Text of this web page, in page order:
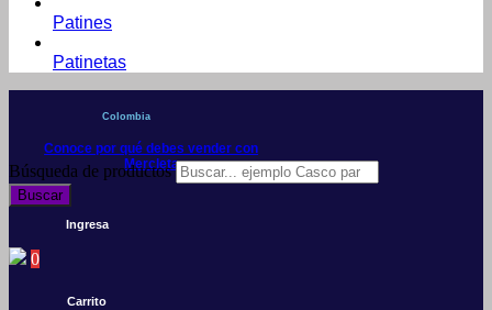
Patines
Patinetas
Colombia
Conoce por qué debes vender con
Mercleta
Búsqueda de productos
Buscar
Ingresa
0
Carrito